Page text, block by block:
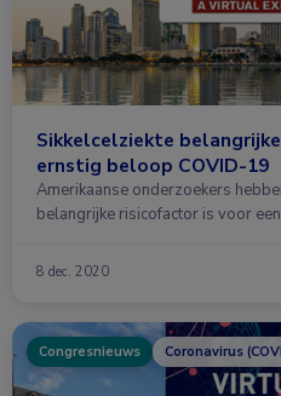
Sikkelcelziekte
ernstig beloop COVID-19
Amerikaanse onderzoekers
belangrijke risicofactor is voor
8 dec. 2020
Congresnieuws Coronavirus